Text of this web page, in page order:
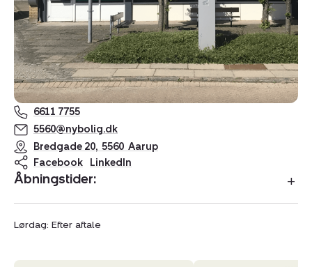
6611 7755
5560@nybolig.dk
Bredgade 20, 5560 Aarup
Facebook
LinkedIn
Åbningstider:
Lørdag: Efter aftale